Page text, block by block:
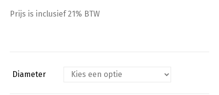
tot
Prijs is inclusief 21% BTW
Diameter